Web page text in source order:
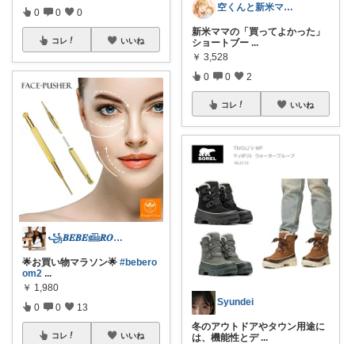
0 0 0
コレ いいね
꧁𝑩𝑬𝑩𝑬𓊝𝑹𝑶𝑶𝑴꧂
🌟お買い物マラソン🌟 #bebero
om2 ...
￥ 1,980
0 0 13
コレ いいね
空くんと新米ママ🌸💪
新米ママの「買ってよかった」
ショートブー ...
￥ 3,528
0 0 2
コレ いいね
Syundei
冬のアウトドアやタウン用途に
は、機能性とデ ...